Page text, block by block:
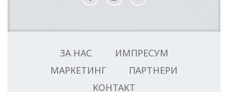
ЗА НАС
ИМПРЕСУМ
МАРКЕТИНГ
ПАРТНЕРИ
КОНТАКТ